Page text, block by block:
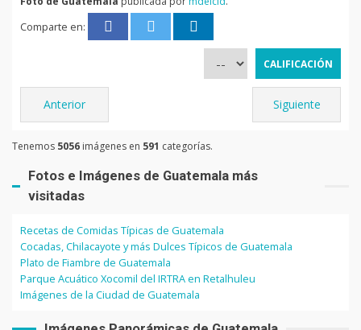
Comparte en:
Anterior Siguiente
Tenemos 5056 imágenes en 591 categorías.
Fotos e Imágenes de Guatemala más
visitadas
Recetas de Comidas Típicas de Guatemala
Cocadas, Chilacayote y más Dulces Típicos de Guatemala
Plato de Fiambre de Guatemala
Parque Acuático Xocomil del IRTRA en Retalhuleu
Imágenes de la Ciudad de Guatemala